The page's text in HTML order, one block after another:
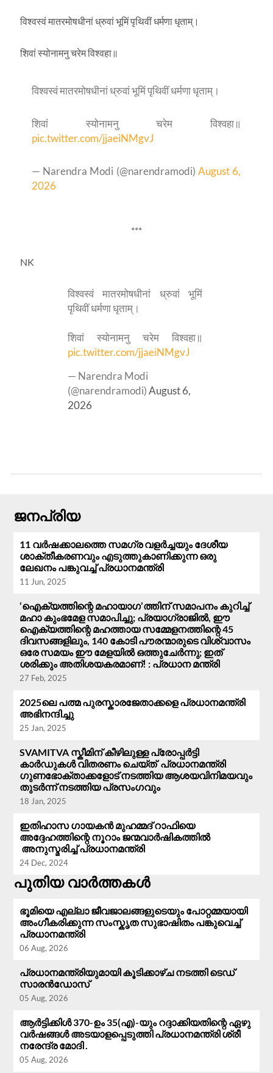
विश्वस्वं मातरमोषधीनां ध्रुवां भूमिं पृथिवीं धर्मणा धृताम्।
शिवां स्योनामनु चरेम विश्वहा॥
विश्वस्वं मातरमोषधीनां ध्रुवां भूमिं पृथिवीं धर्मणा धृताम्।
शिवां स्योनामनु चरेम विश्वहा॥
pic.twitter.com/jjaeiNMgvJ
— Narendra Modi (@narendramodi) August 6,
2026
***
NK
विश्वस्वं मातरमोषधीनां ध्रुवां भूमिं
पृथिवीं धर्मणा धृताम्।
शिवां स्योनामनु चरेम विश्वहा॥
pic.twitter.com/jjaeiNMgvJ
— Narendra Modi
(@narendramodi)August 6,
2026
ജനപ്രിയ
11 വർഷക്കാലത്തെ സമഗ്ര വളർച്ചയും ദേശീയ
ശാക്തീകരണവും എടുത്തുകാണിക്കുന്ന ഒരു
ലേഖനം പങ്കുവച്ച് പ്രധാനമന്ത്രി
11 Jun, 2025
‘ഐക്യത്തിന്റെ മഹായാഗ’ത്തിന് സമാപനം കുറിച്ച്
മഹാ കുംഭമേള സമാപിച്ചു; പ്രയാഗ്‌രാജിൽ, ഈ
ഐക്യത്തിന്റെ മഹത്തായ സമ്മേളനത്തിന്റെ 45
ദിവസങ്ങളിലും, 140 കോടി പൗരന്മാരുടെ വിശ്വാസം
ഒരേ സമയം ഈ മേളയിൽ ഒത്തുചേർന്നു; ഇത്
ശരിക്കും അതിശയകരമാണ്! : പ്രധാന മന്ത്രി
27 Feb, 2025
2025ലെ പത്മ പുരസ്കാരജേതാക്കളെ പ്രധാനമന്ത്രി
അഭിനന്ദിച്ചു
25 Jan, 2025
SVAMITVA സ്കീമിന് കീഴിലുള്ള പ്രോപ്പർട്ടി
കാർഡുകൾ വിതരണം ചെയ്ത് പ്രധാനമന്ത്രി
ഗുണഭോക്താക്കളോട് നടത്തിയ ആശയവിനിമയവും
തുടർന്ന് നടത്തിയ പ്രസം​ഗവും
18 Jan, 2025
ഇതിഹാസ ഗായകൻ മുഹമ്മദ് റാഫിയെ
അദ്ദേഹത്തിന്റെ നൂറാം ജന്മവാർഷികത്തിൽ
അനുസ്മരിച്ച് പ്രധാനമന്ത്രി
24 Dec, 2024
പുതിയ വാർത്തകൾ
ഭൂമിയെ എല്ലാ ജീവജാലങ്ങളുടെയും പോറ്റമ്മയായി
അംഗീകരിക്കുന്ന സംസ്കൃത സുഭാഷിതം പങ്കുവെച്ച്
പ്രധാനമന്ത്രി
06 Aug, 2026
പ്രധാനമന്ത്രിയുമായി കൂടിക്കാഴ്ച നടത്തി ടെഡ്
സാരൻഡോസ്
05 Aug, 2026
ആർട്ടിക്കിൾ 370-ഉം 35(എ)-യും റദ്ദാക്കിയതിന്റെ ഏഴു
വർഷങ്ങൾ അടയാളപ്പെടുത്തി പ്രധാനമന്ത്രി ശ്രീ
നരേന്ദ്ര മോദി .
05 Aug, 2026